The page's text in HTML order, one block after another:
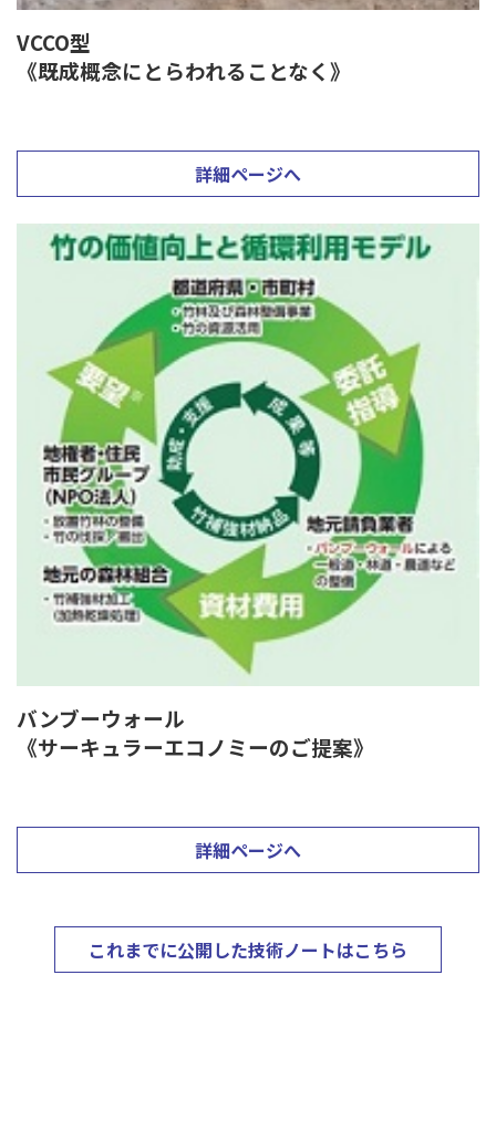
VCCO型
《既成概念にとらわれることなく》
詳細ページへ
バンブーウォール
《サーキュラーエコノミーのご提案》
詳細ページへ
これまでに公開した技術ノートはこちら